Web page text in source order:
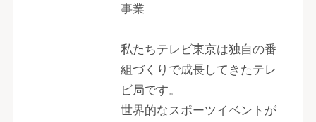
事業
私たちテレビ東京は独自の番
組づくりで成長してきたテレ
ビ局です。
世界的なスポーツイベントが